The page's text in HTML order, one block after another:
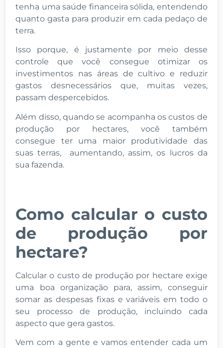
tenha uma saúde financeira sólida, entendendo
quanto gasta para produzir em cada pedaço de
terra.
Isso porque, é justamente por meio desse
controle que você consegue otimizar os
investimentos nas áreas de cultivo e reduzir
gastos desnecessários que, muitas vezes,
passam despercebidos.
Além disso, quando se acompanha os custos de
produção por hectares, você também
consegue ter uma maior produtividade das
suas terras, aumentando, assim, os lucros da
sua fazenda.
Como calcular o custo
de produção por
hectare?
Calcular o custo de produção por hectare exige
uma boa organização para, assim, conseguir
somar as despesas fixas e variáveis em todo o
seu processo de produção, incluindo cada
aspecto que gera gastos.
Vem com a gente e vamos entender cada um